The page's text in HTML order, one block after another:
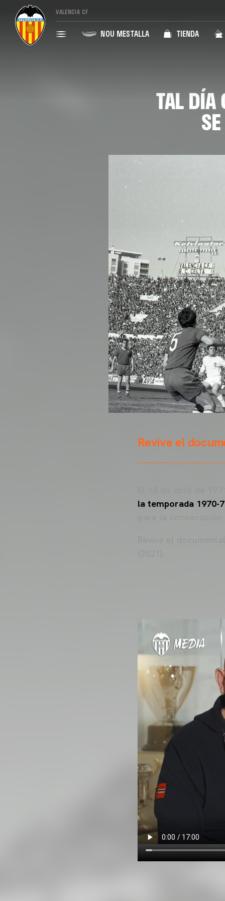
VALENCIA CF
NOU MESTALLA TIENDA
TAL
Revive el
la temporada 1970-